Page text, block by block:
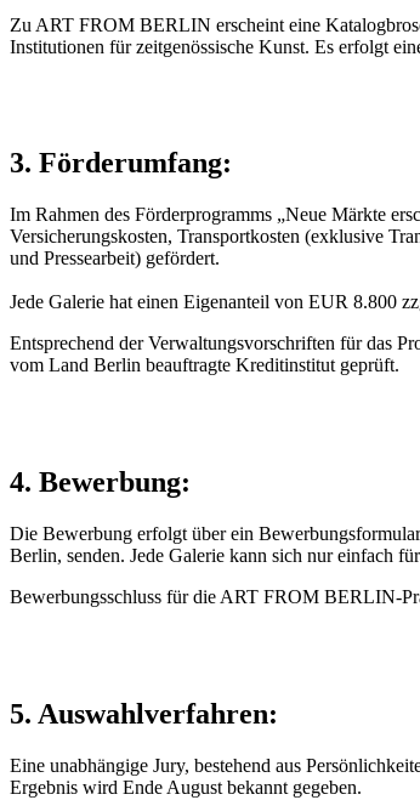
Zu ART FROM BERLIN erscheint eine
Institutionen für zeitgenössische Kunst. Es erfolgt
3. Förderumfang:
Im Rahmen des Förderprogramms „Neue Märkte
Versicherungskosten, Transportkosten (exklusive
und Pressearbeit) gefördert.
Jede Galerie hat einen Eigenanteil von EUR 8.800
Entsprechend der Verwaltungsvorschriften für das
vom Land Berlin beauftragte Kreditinstitut geprüft.
4. Bewerbung:
Die Bewerbung erfolgt über ein
Berlin, senden. Jede Galerie kann sich nur einfach
Bewerbungsschluss für die ART FROM BERLIN-
5. Auswahlverfahren:
Eine unabhängige Jury, bestehend aus
Ergebnis wird Ende August bekannt gegeben.